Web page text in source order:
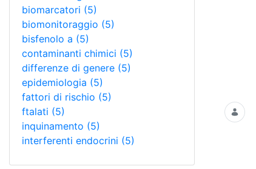
biomarcatori (5)
biomonitoraggio (5)
bisfenolo a (5)
contaminanti chimici (5)
differenze di genere (5)
epidemiologia (5)
fattori di rischio (5)
ftalati (5)
inquinamento (5)
interferenti endocrini (5)